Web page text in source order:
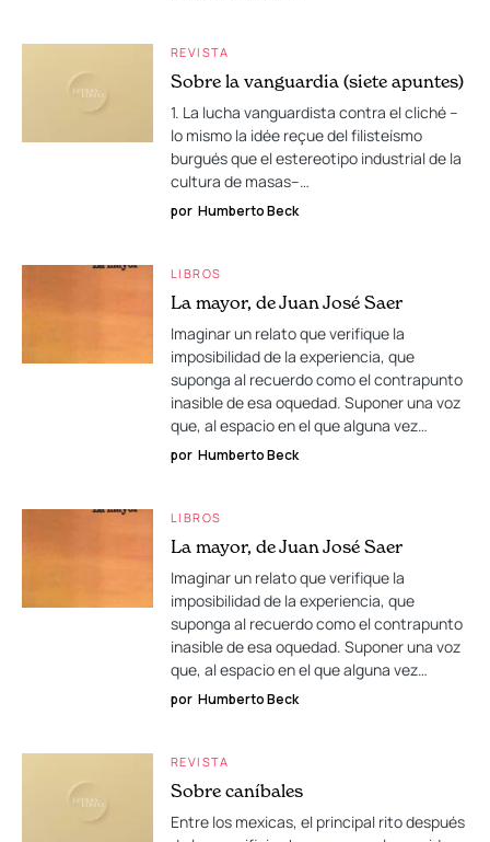
REVISTA
Sobre la vanguardia (siete apuntes)
1. La lucha vanguardista contra el cliché –
lo mismo la idée reçue del filisteísmo
burgués que el estereotipo industrial de la
cultura de masas–…
por Humberto Beck
LIBROS
La mayor, de Juan José Saer
Imaginar un relato que verifique la
imposibilidad de la experiencia, que
suponga al recuerdo como el contrapunto
inasible de esa oquedad. Suponer una voz
que, al espacio en el que alguna vez…
por Humberto Beck
LIBROS
La mayor, de Juan José Saer
Imaginar un relato que verifique la
imposibilidad de la experiencia, que
suponga al recuerdo como el contrapunto
inasible de esa oquedad. Suponer una voz
que, al espacio en el que alguna vez…
por Humberto Beck
REVISTA
Sobre caníbales
Entre los mexicas, el principal rito después